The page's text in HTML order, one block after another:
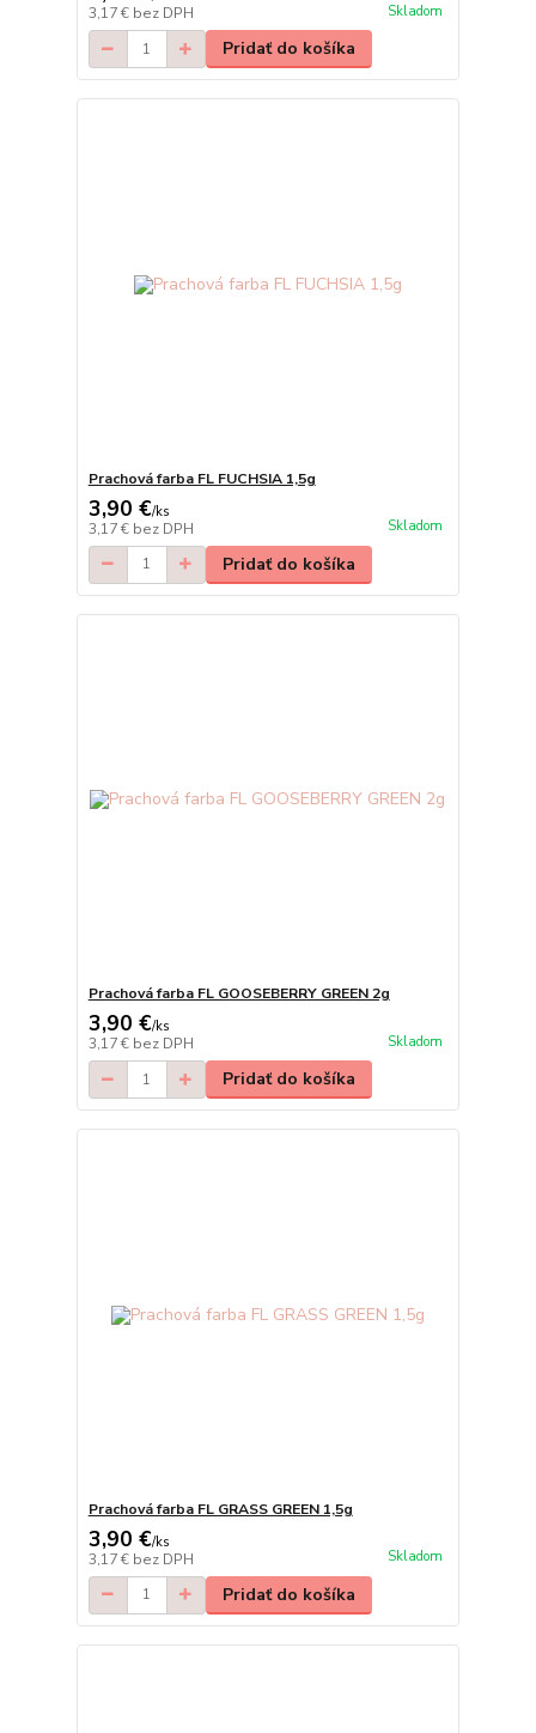
3,17 € bez DPH Skladom
Pridať do košíka
Prachová farba FL FUCHSIA 1,5g
3,90 €/ks
3,17 € bez DPH Skladom
Pridať do košíka
Prachová farba FL GOOSEBERRY GREEN 2g
3,90 €/ks
3,17 € bez DPH Skladom
Pridať do košíka
Prachová farba FL GRASS GREEN 1,5g
3,90 €/ks
3,17 € bez DPH Skladom
Pridať do košíka